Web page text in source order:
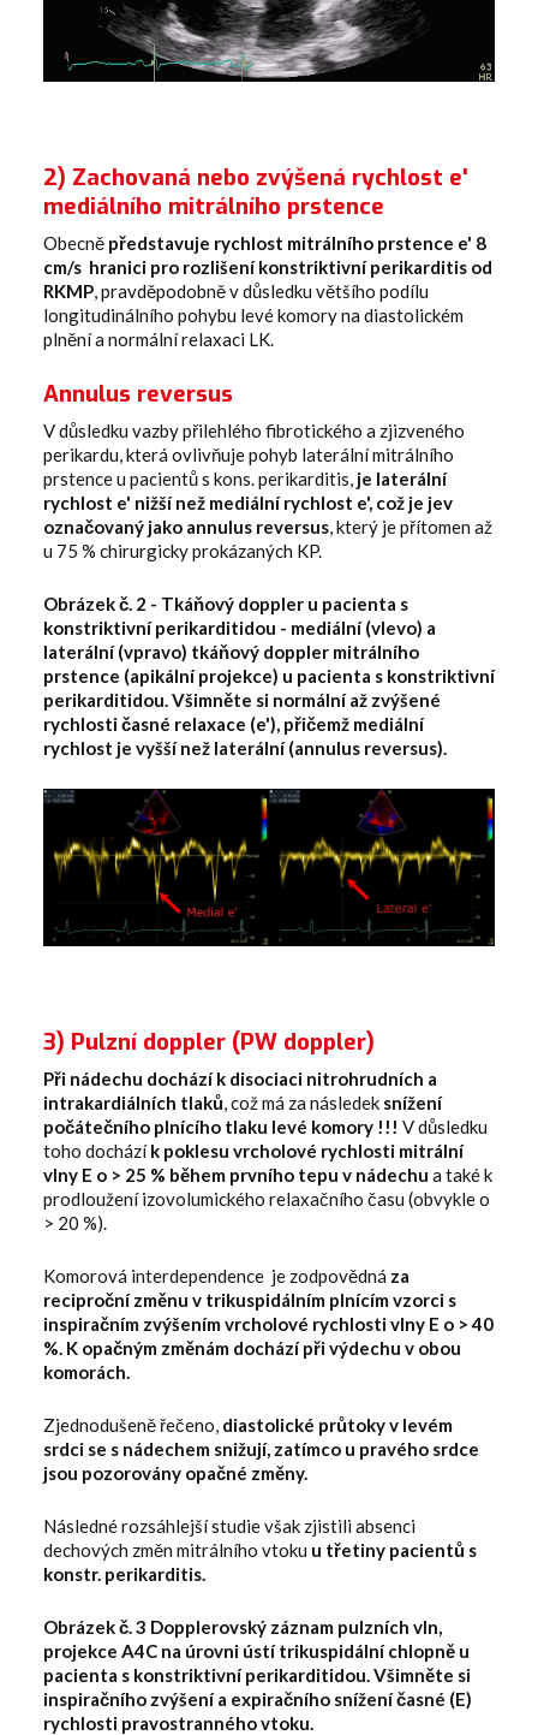
2) Zachovaná nebo zvýšená rychlost e'
mediálního mitrálního prstence
Obecně představuje rychlost mitrálního prstence e' 8
cm/s hranici pro rozlišení konstriktivní perikarditis od
RKMP, pravděpodobně v důsledku většího podílu
longitudinálního pohybu levé komory na diastolickém
plnění a normální relaxaci LK.
Annulus reversus
V důsledku vazby přilehlého fibrotického a zjizveného
perikardu, která ovlivňuje pohyb laterální mitrálního
prstence u pacientů s kons. perikarditis, je laterální
rychlost e' nižší než mediální rychlost e', což je jev
označovaný jako annulus reversus, který je přítomen až
u 75 % chirurgicky prokázaných KP.
Obrázek č. 2 - Tkáňový doppler u pacienta s
konstriktivní perikarditidou - mediální (vlevo) a
laterální (vpravo) tkáňový doppler mitrálního
prstence (apikální projekce) u pacienta s konstriktivní
perikarditidou. Všimněte si normální až zvýšené
rychlosti časné relaxace (e'), přičemž mediální
rychlost je vyšší než laterální (annulus reversus).
3) Pulzní doppler (PW doppler)
Při nádechu dochází k disociaci nitrohrudních a
intrakardiálních tlaků, což má za následek snížení
počátečního plnícího tlaku levé komory !!! V důsledku
toho docházík poklesu vrcholové rychlosti mitrální
vlny E o > 25 % během prvního tepu v nádechu a také k
prodloužení izovolumického relaxačního času (obvykle o
> 20 %).
Komorová interdependence je zodpovědná za
reciproční změnu v trikuspidálním plnícím vzorci s
inspiračním zvýšením vrcholové rychlosti vlny E o > 40
%. K opačným změnám dochází při výdechu v obou
komorách.
Zjednodušeně řečeno, diastolické průtoky v levém
srdci se s nádechem snižují, zatímco u pravého srdce
jsou pozorovány opačné změny.
Následné rozsáhlejší studie však zjistili absenci
dechových změn mitrálního vtoku u třetiny pacientů s
konstr. perikarditis.
Obrázek č. 3 Dopplerovský záznam pulzních vln,
projekce A4C na úrovni ústí trikuspidální chlopně u
pacienta s konstriktivní perikarditidou. Všimněte si
inspiračního zvýšení a expiračního snížení časné (E)
rychlosti pravostranného vtoku.